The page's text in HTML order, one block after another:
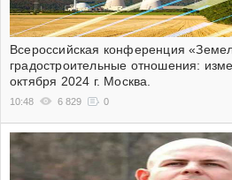
Всероссийская конференция
градостроительные отношения:
октября 2024 г. Москва.
10:48 6 829 0